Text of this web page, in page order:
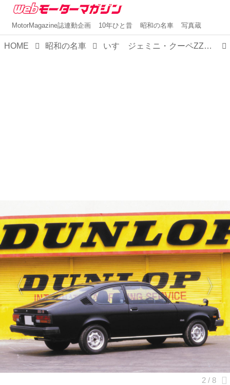
MotorMagazine誌連動企画 10年ひと昔 昭和の名車 写真蔵
HOME 昭和の名車 いすゞジェミニ・クーペZZ（昭和54／1979年11月発売・PF60型）【昭和の名車・完全版ダイジェスト108】